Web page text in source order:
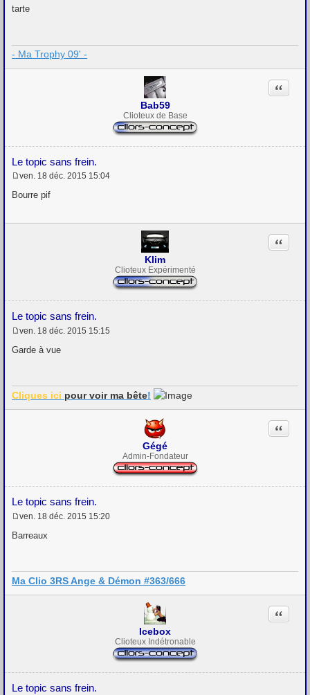
e
g
e
tarte
- Ma Trophy 09' -
Bab59
Clioteux de Base
Le topic sans frein.
Citation
e
a
ven. 18 déc. 2015 15:04
Bourre pif
Klim
Clioteux Expérimenté
Le topic sans frein.
Citation
e
g
e
ven. 18 déc. 2015 15:15
Garde à vue
Cliques ici pour voir ma bête!
Gégé
Admin-Fondateur
Le topic sans frein.
Citation
e
g
e
ven. 18 déc. 2015 15:20
Barreaux
Ma Clio 3RS Ange & Démon #363/666
Icebox
Clioteux Indétronable
Le topic sans frein.
Citation